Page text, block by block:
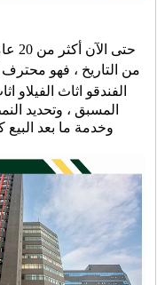
من التاريخ ، فهو محترف
الفندقو اثاث الفيلاو
المسبق ، وتحديد
وخدمة ما بعد